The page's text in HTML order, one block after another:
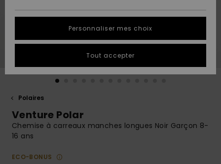
A
Découvrir
A
Découvrir
tailles
plus rapide
à votre
QUIKSILVER
Polaires
Venture Polar
Chemise à carreaux manches longues Noir Garçon 8-
16 ans
ECO-BONUS
Personnaliser mes choix
Tout accepter